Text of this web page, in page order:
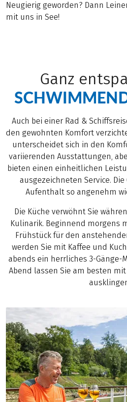
Neugierig geworden? Dann
mit uns in See!
Ganz
Auch bei einer Rad &
den gewohnten Komfort
unterscheidet sich in den
variierenden Ausstattungen,
bieten einen einheitlichen
ausgezeichneten Service.
Aufenthalt so angenehm
Die Küche verwöhnt Sie
Kulinarik. Beginnend morgens
Frühstück für den
werden Sie mit Kaffee und
abends ein herrliches 3-Gänge-
Abend lassen Sie am besten